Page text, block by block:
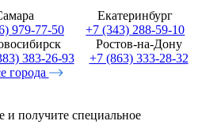
979-77-50
Екатеринбург
+7 (343) 288-59-10
383-26-93
Ростов-на-Дону
+7 (863) 333-28-32
города
и получите специальное